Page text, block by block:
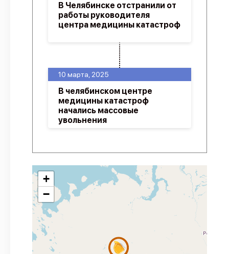
10 марта, 2025
В челябинском центре
медицины катастроф
начались массовые
увольнения
В Челябинске отстранили от
работы руководителя
центра медицины катастроф
+
−